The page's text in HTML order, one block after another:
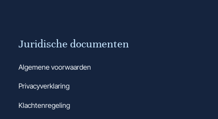
Juridische documenten
Algemene voorwaarden
Privacyverklaring
Klachtenregeling